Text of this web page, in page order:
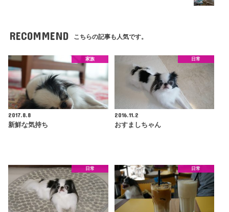
RECOMMEND こちらの記事も人気です。
家族
2017.8.8
新鮮な気持ち
日常
2016.11.2
おすましちゃん
日常 日常